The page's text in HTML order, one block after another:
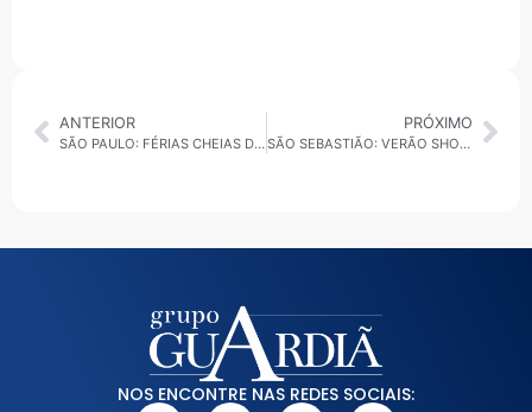
ANTERIOR
SÃO PAULO: FÉRIAS CHEIAS DE CIÊNCIA; USP OFERECE ATIVIDADES GRATUITAS E INTERATIVAS PARA TODA A FAMÍLIA
PRÓXIMO
SÃO SEBASTIÃO: VERÃO SHOW ATRAI MILHARES DE PESSOAS EM JANEIRO
NOS ENCONTRE NAS REDES SOCIAIS: